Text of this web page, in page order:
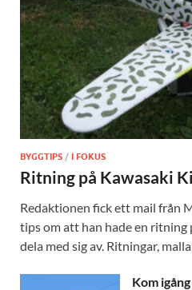
BYGGTIPS / I FOKUS
Ritning på Kawasaki
Redaktionen fick ett mail från
tips om att han hade en
dela med sig av. Ritningar,
Kom